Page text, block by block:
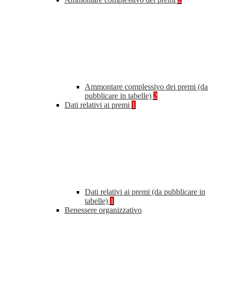
Ammontare complessivo dei premi (da
pubblicare in tabelle) 2
Dati relativi ai premi 1
Dati relativi ai premi (da pubblicare in
tabelle) 1
Benessere organizzativo